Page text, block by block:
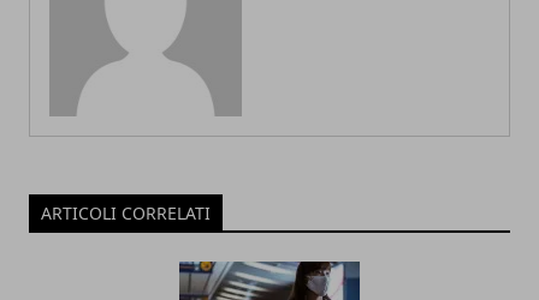
ARTICOLI CORRELATI